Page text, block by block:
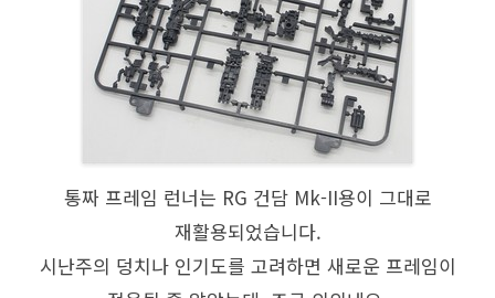
통짜 프레임 런너는 RG 건담 Mk-II용이 그대로
재활용되었습니다.
시난주의 덩치나 인기도를 고려하면 새로운 프레임이